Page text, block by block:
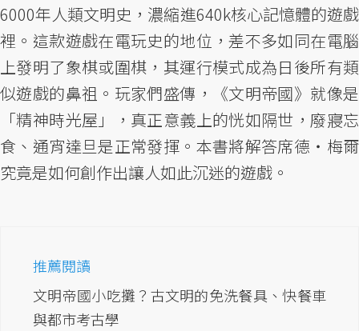
6000年人類文明史，濃縮進640k核心記憶體的遊戲
裡。這款遊戲在電玩史的地位，差不多如同在電腦
上發明了象棋或圍棋，其運行模式成為日後所有類
似遊戲的鼻祖。玩家們盛傳，《文明帝國》就像是
「精神時光屋」，真正意義上的恍如隔世，廢寢忘
食、通宵達旦是正常發揮。本書將解答席德・梅爾
究竟是如何創作出讓人如此沉迷的遊戲。
推薦閱讀
文明帝國小吃攤？古文明的免洗餐具、快餐車
與都市考古學